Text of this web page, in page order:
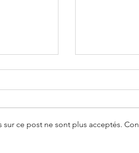
sur ce post ne sont plus acceptés.